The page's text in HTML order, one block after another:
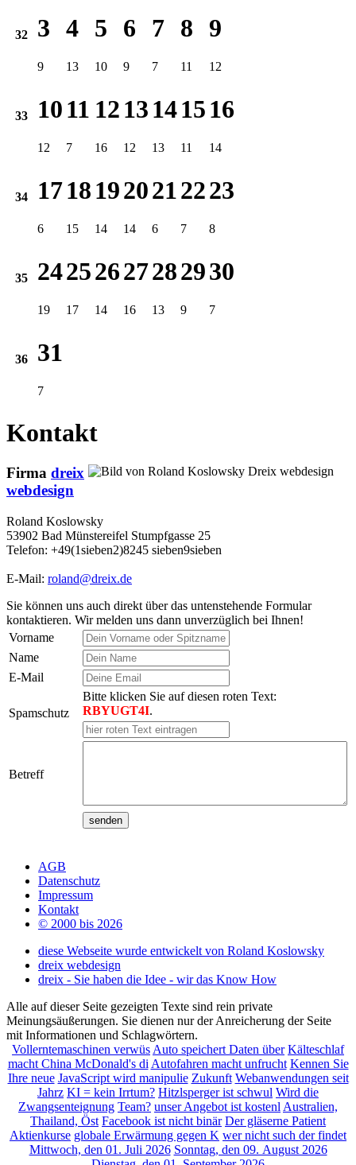
32 3
9
4
13
5
10
6
9
7
7
8
11
9
12
33 10
12
11
7
12
16
13
12
14
13
15
11
16
14
34 17
6
18
15
19
14
20
14
21
6
22
7
23
8
35 24
19
25
17
26
14
27
16
28
13
29
9
30
7
36 31
7
Kontakt
Firma dreix
webdesign
Roland Koslowsky
53902 Bad Münstereifel Stumpfgasse 25
Telefon: +49(1sieben2)8245 sieben9sieben
E-Mail: roland@dreix.de
Sie können uns auch direkt über das untenstehende Formular
kontaktieren. Wir melden uns dann unverzüglich bei Ihnen!
Vorname
Name
E-Mail
Spamschutz
Bitte klicken Sie auf diesen roten Text:
RBYUGT4I.
Betreff
AGB
Datenschutz
Impressum
Kontakt
© 2000 bis 2026
diese Webseite wurde entwickelt von Roland Koslowsky
dreix webdesign
dreix - Sie haben die Idee - wir das Know How
Alle auf dieser Seite gezeigten Texte sind rein private
Meinungsäußerungen. Sie dienen nur der Anreicherung der Seite
mit Informationen und Schlagwörtern.
Vollerntemaschinen verwüs Auto speichert Daten über Kälteschlaf
macht China McDonald's di Autofahren macht unfrucht Kennen Sie
Ihre neue JavaScript wird manipulie Zukunft Webanwendungen seit
Jahrz KI = kein Irrtum? Hitzlsperger ist schwul Wird die
Zwangsenteignung Team? unser Angebot ist kostenl Australien,
Thailand, Öst Facebook ist nicht binär Der gläserne Patient
Aktienkurse globale Erwärmung gegen K wer nicht such der findet
Mittwoch, den 01. Juli 2026 Sonntag, den 09. August 2026